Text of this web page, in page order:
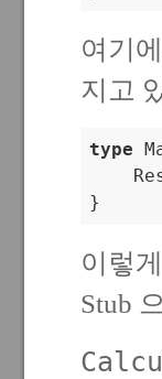
여기
지고
type
}
이렇
Stub